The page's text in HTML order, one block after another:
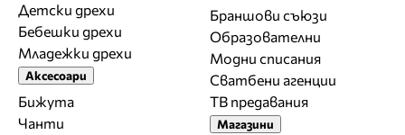
Детски дрехи
Бебешки дрехи
Младежки дрехи
Аксесоари
Бижута
Чанти
Браншови съюзи
Образователни
Модни списания
Сватбени агенции
ТВ предавания
Магазини